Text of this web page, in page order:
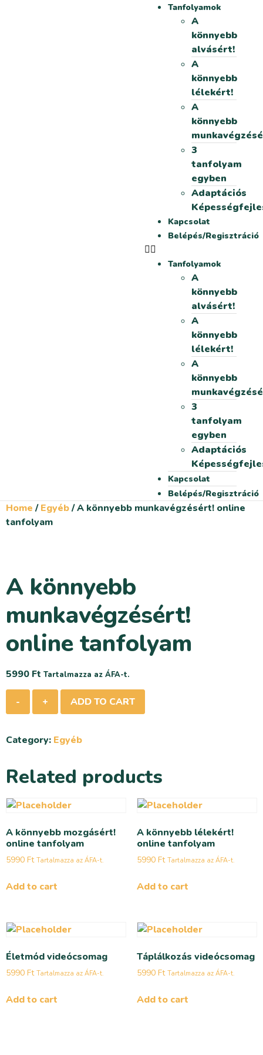
Tanfolyamok
A
könnyebb
alvásért!
A
könnyebb
lélekért!
A
könnyebb
3
tanfolyam
egyben
Adaptációs
Kapcsolat
Belépés/Regisztráció
Tanfolyamok
A
könnyebb
alvásért!
A
könnyebb
lélekért!
A
könnyebb
3
tanfolyam
egyben
Adaptációs
Kapcsolat
Belépés/Regisztráció
Home /Egyéb/ A könnyebb munkavégzésért! online
tanfolyam
A könnyebb
munkavégzésért!
online tanfolyam
5990 Ft Tartalmazza az ÁFA-t.
- + ADD TO CART
Category: Egyéb
Related products
A könnyebb mozgásért!
online tanfolyam
5990 Ft Tartalmazza az ÁFA-t.
Add to cart
A könnyebb lélekért!
online tanfolyam
5990 Ft Tartalmazza az ÁFA-t.
Add to cart
Életmód videócsomag
5990 Ft Tartalmazza az ÁFA-t.
Add to cart
Táplálkozás videócsomag
5990 Ft Tartalmazza az ÁFA-t.
Add to cart